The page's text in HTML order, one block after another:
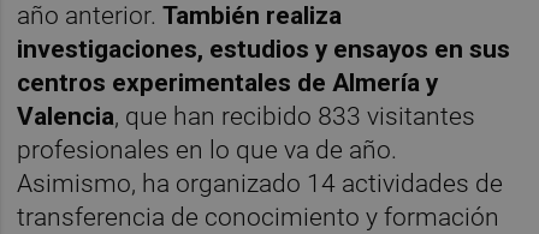
año anterior.También realiza
investigaciones, estudios y ensayos en sus
centros experimentales de Almería y
Valencia, que han recibido 833 visitantes
profesionales en lo que va de año.
Asimismo, ha organizado 14 actividades de
transferencia de conocimiento y formación